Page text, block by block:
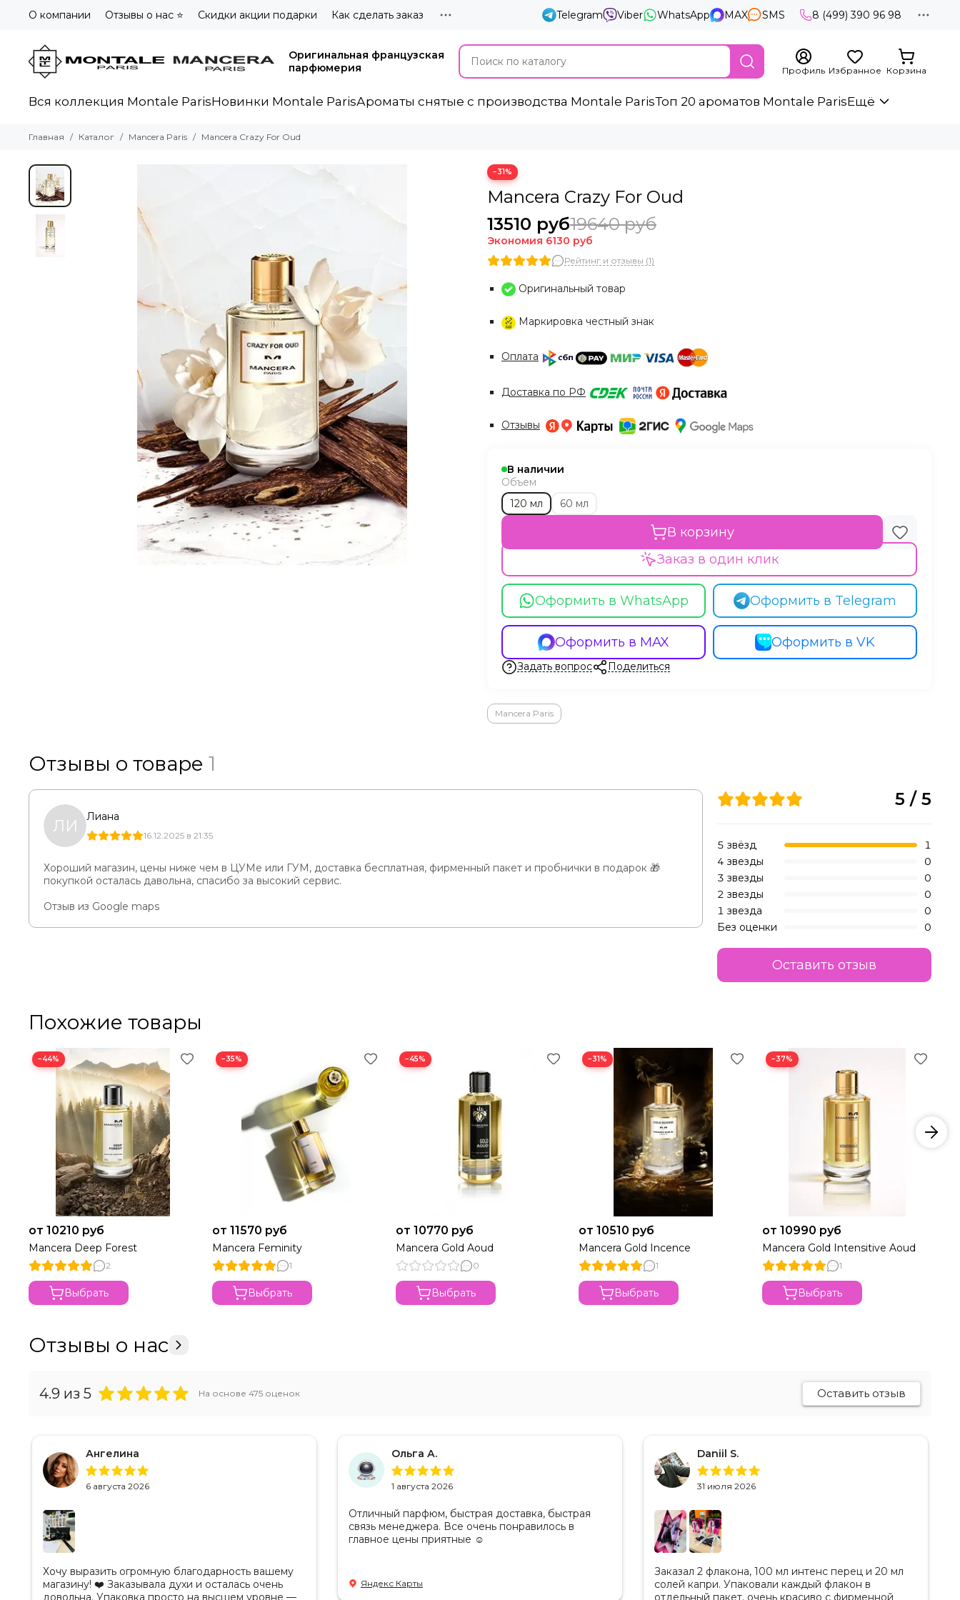
О компании Отзывы о нас ⭐ Скидки акции подарки Как сделать заказ Telegram Viber WhatsApp MAX SMS 8 (499) 390 96 98
Оригинальная французская
парфюмерия
Профиль Избранное Корзина
Вся коллекция Montale ParisНовинки Montale ParisАроматы cнятые с производства Montale ParisТоп 20 ароматов Montale ParisЕщё
Главная Каталог Mancera Paris Mancera Crazy For Oud
−31%
Mancera Crazy For Oud
13510 руб19640 руб
Экономия 6130 руб
Рейтинг и отзывы (1)
Оригинальный товар
Маркировка честный знак
Оплата
Доставка по РФ
Отзывы
В наличии
Объем
120 мл
60 мл
В корзину
Оформить в WhatsApp Оформить в Telegram
Оформить в MAX Оформить в VK
Заказ в один клик
Задать вопрос Поделиться
Mancera Paris
Отзывы о товаре 1
ЛИ Лиана
16.12.2025 в 21:35
Хороший магазин, цены ниже чем в ЦУМе или ГУМ, доставка бесплатная, фирменный пакет и пробнички в подарок 🎁
покупкой осталась давольна, спасибо за высокий сервис.
Отзыв из Google maps
5 / 5
5 звёзд
1
4 звезды
0
3 звезды
0
2 звезды
0
1 звезда
0
Без оценки
0
Оставить отзыв
Похожие товары
−44%
от 10210 руб
Mancera Deep Forest
2
Выбрать
−35%
от 11570 руб
Mancera Feminity
1
Выбрать
−45%
от 10770 руб
Mancera Gold Aoud
0
Выбрать
−31%
от 10510 руб
Mancera Gold Incence
1
Выбрать
−37%
от 10990 руб
Mancera Gold Intensitive Aoud
1
Выбрать
Отзывы о нас
4.9 из 5 На основе 475 оценок Оставить отзыв
Ангелина
6 августа 2026
Хочу выразить огромную благодарность вашему
магазину! ❤️ Заказывала духи и осталась очень
Ольга А.
1 августа 2026
Отличный парфюм, быстрая доставка, быстрая
связь менеджера. Все очень понравилось в
главное цены приятные ☺️
Яндекс Карты
Daniil S.
31 июля 2026
Заказал 2 флакона, 100 мл интенс перец и 20 мл
солей капри. Упаковали каждый флакон в